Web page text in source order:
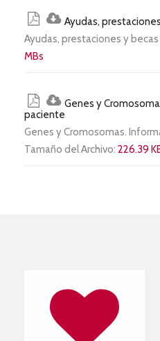
Ayudas,
Ayudas, prestaciones y
MBs
Genes y
paciente
Genes y Cromosomas.
Tamaño del Archivo: 226.39